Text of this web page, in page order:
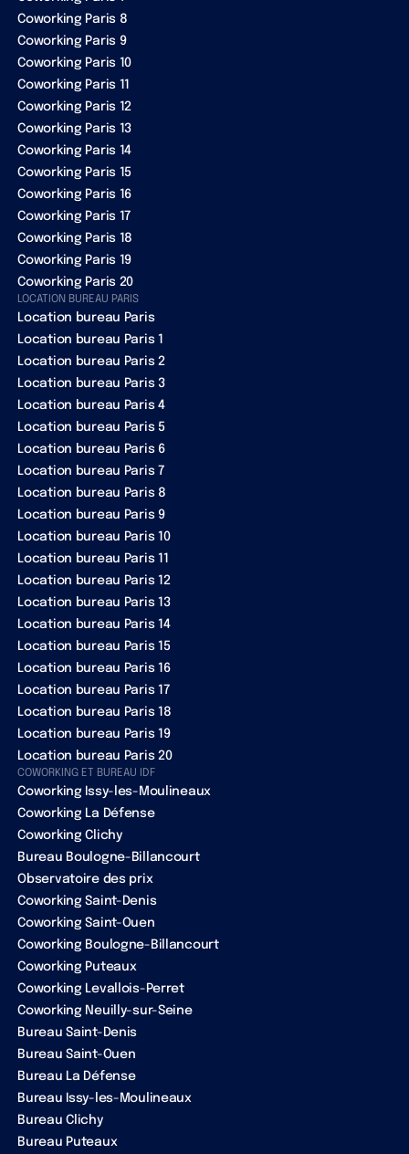
Coworking Paris 8
Coworking Paris 9
Coworking Paris 10
Coworking Paris 11
Coworking Paris 12
Coworking Paris 13
Coworking Paris 14
Coworking Paris 15
Coworking Paris 16
Coworking Paris 17
Coworking Paris 18
Coworking Paris 19
Coworking Paris 20
LOCATION BUREAU PARIS
Location bureau Paris
Location bureau Paris 1
Location bureau Paris 2
Location bureau Paris 3
Location bureau Paris 4
Location bureau Paris 5
Location bureau Paris 6
Location bureau Paris 7
Location bureau Paris 8
Location bureau Paris 9
Location bureau Paris 10
Location bureau Paris 11
Location bureau Paris 12
Location bureau Paris 13
Location bureau Paris 14
Location bureau Paris 15
Location bureau Paris 16
Location bureau Paris 17
Location bureau Paris 18
Location bureau Paris 19
Location bureau Paris 20
COWORKING ET BUREAU IDF
Coworking Issy-les-Moulineaux
Coworking La Défense
Coworking Clichy
Bureau Boulogne-Billancourt
Observatoire des prix
Coworking Saint-Denis
Coworking Saint-Ouen
Coworking Boulogne-Billancourt
Coworking Puteaux
Coworking Levallois-Perret
Coworking Neuilly-sur-Seine
Bureau Saint-Denis
Bureau Saint-Ouen
Bureau La Défense
Bureau Issy-les-Moulineaux
Bureau Clichy
Bureau Puteaux